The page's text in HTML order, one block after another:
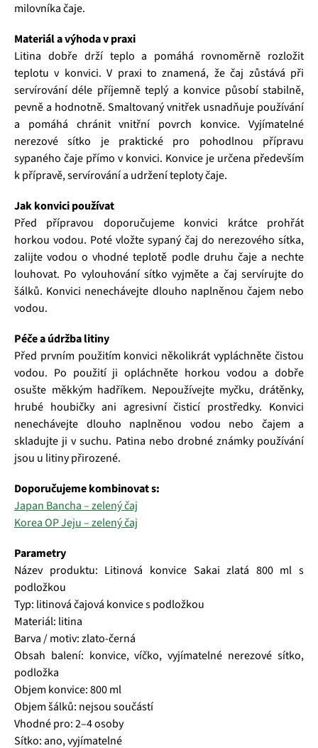
milovníka čaje.
Materiál a výhoda v praxi
Litina dobře drží teplo a pomáhá rovnoměrně rozložit
teplotu v konvici. V praxi to znamená, že čaj zůstává při
servírování déle příjemně teplý a konvice působí stabilně,
pevně a hodnotně. Smaltovaný vnitřek usnadňuje používání
a pomáhá chránit vnitřní povrch konvice. Vyjímatelné
nerezové sítko je praktické pro pohodlnou přípravu
sypaného čaje přímo v konvici. Konvice je určena především
k přípravě, servírování a udržení teploty čaje.
Jak konvici používat
Před přípravou doporučujeme konvici krátce prohřát
horkou vodou. Poté vložte sypaný čaj do nerezového sítka,
zalijte vodou o vhodné teplotě podle druhu čaje a nechte
louhovat. Po vylouhování sítko vyjměte a čaj servírujte do
šálků. Konvici nenechávejte dlouho naplněnou čajem nebo
vodou.
Péče a údržba litiny
Před prvním použitím konvici několikrát vypláchněte čistou
vodou. Po použití ji opláchněte horkou vodou a dobře
osušte měkkým hadříkem. Nepoužívejte myčku, drátěnky,
hrubé houbičky ani agresivní čisticí prostředky. Konvici
nenechávejte dlouho naplněnou vodou nebo čajem a
skladujte ji v suchu. Patina nebo drobné známky používání
jsou u litiny přirozené.
Doporučujeme kombinovat s:
Japan Bancha – zelený čaj
Korea OP Jeju – zelený čaj
Parametry
Název produktu: Litinová konvice Sakai zlatá 800 ml s
podložkou
Typ: litinová čajová konvice s podložkou
Materiál: litina
Barva / motiv: zlato-černá
Obsah balení: konvice, víčko, vyjímatelné nerezové sítko,
podložka
Objem konvice: 800 ml
Objem šálků: nejsou součástí
Vhodné pro: 2–4 osoby
Sítko: ano, vyjímatelné